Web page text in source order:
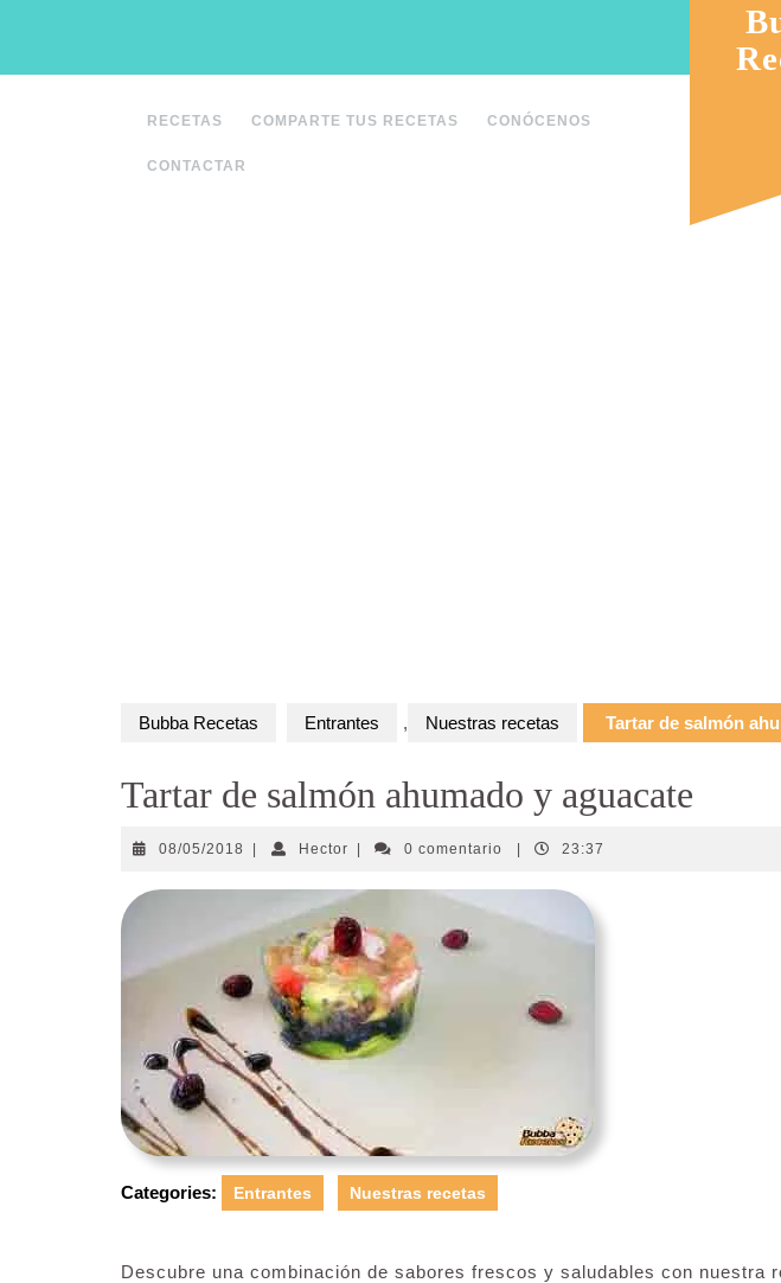
RECETAS COMPARTE TUS RECETAS CONÓCENOS
CONTACTAR
Bubba Recetas Entrantes , Nuestras recetas Tartar de salmón
Tartar de salmón ahumado y aguacate
08/05/2018 08/05/2018
HectorHector 0 comentario 23:37
Categories: Entrantes Nuestras recetas
Descubre una combinación de sabores frescos y saludables con nuestra